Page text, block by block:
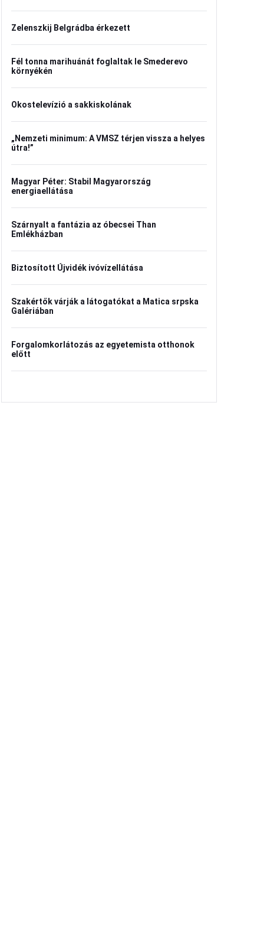
Zelenszkij Belgrádba érkezett
Fél tonna marihuánát foglaltak le Smederevo
környékén
Okostelevízió a sakkiskolának
„Nemzeti minimum: A VMSZ térjen vissza a helyes
útra!”
Magyar Péter: Stabil Magyarország
energiaellátása
Szárnyalt a fantázia az óbecsei Than
Emlékházban
Biztosított Újvidék ivóvízellátása
Szakértők várják a látogatókat a Matica srpska
Galériában
Forgalomkorlátozás az egyetemista otthonok
előtt